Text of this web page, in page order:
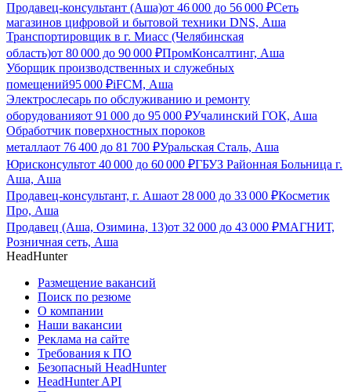
Продавец-консультант (Аша)от 46 000 до 56 000 ₽Сеть
магазинов цифровой и бытовой техники DNS, Аша
Транспортировщик в г. Миасс (Челябинская
область)от 80 000 до 90 000 ₽ПромКонсалтинг, Аша
Уборщик производственных и служебных
помещений95 000 ₽iFCM, Аша
Электрослесарь по обслуживанию и ремонту
оборудованияот 91 000 до 95 000 ₽Учалинский ГОК, Аша
Обработчик поверхностных пороков
металлаот 76 400 до 81 700 ₽Уральская Сталь, Аша
Юрисконсультот 40 000 до 60 000 ₽ГБУЗ Районная Больница г.
Аша, Аша
Продавец-консультант, г. Ашаот 28 000 до 33 000 ₽Косметик
Про, Аша
Продавец (Аша, Озимина, 13)от 32 000 до 43 000 ₽МАГНИТ,
Розничная сеть, Аша
HeadHunter
Размещение вакансий
Поиск по резюме
О компании
Наши вакансии
Реклама на сайте
Требования к ПО
Безопасный HeadHunter
HeadHunter API